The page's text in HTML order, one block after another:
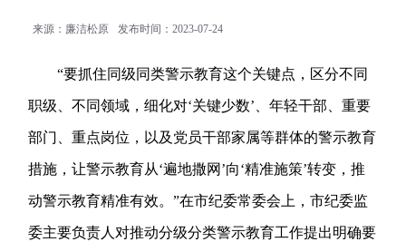
来源：廉洁松原 发布时间：2023-07-24
“要抓住同级同类警示教育这个关键点，区分不同
职级、不同领域，细化对‘关键少数’、年轻干部、重要
部门、重点岗位，以及党员干部家属等群体的警示教育
措施，让警示教育从‘遍地撒网’向‘精准施策’转变，推
动警示教育精准有效。”在市纪委常委会上，市纪委监
委主要负责人对推动分级分类警示教育工作提出明确要